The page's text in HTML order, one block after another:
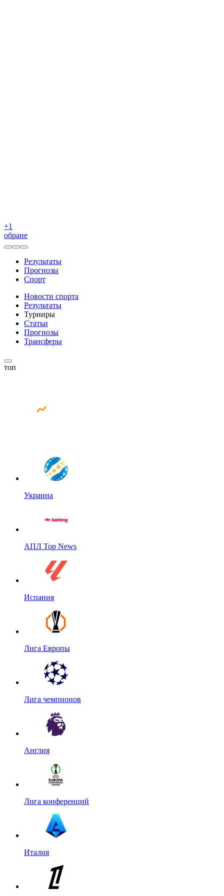
+1
обране
Результаты
Прогнозы
Спорт
Новости спорта
Результаты
Турниры
Статьи
Прогнозы
Трансферы
топ
Украина
АПЛ Top News
Испания
Лига Европы
Лига чемпионов
Англия
Лига конференций
Италия